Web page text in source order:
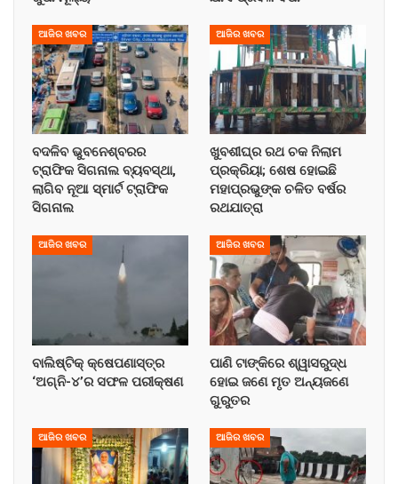
ଆଜିର ଖବର
ବଦଳିବ ଭୁବନେଶ୍ବରର
ଟ୍ରାଫିକ ସିଗନାଲ ବ୍ୟବସ୍ଥା,
ଲାଗିବ ନୂଆ ସ୍ମାର୍ଟ ଟ୍ରାଫିକ
ସିଗନାଲ
ଆଜିର ଖବର
ଖୁବଶୀଘ୍ର ରଥ ଚକ ନିଲାମ
ପ୍ରକ୍ରିୟା; ଶେଷ ହୋଇଛି
ମହାପ୍ରଭୁଙ୍କ ଚଳିତ ବର୍ଷର
ରଥଯାତ୍ରା
ଆଜିର ଖବର
ବାଲିଷ୍ଟିକ୍ କ୍ଷେପଣାସ୍ତ୍ର
‘ଅଗ୍ନି-୪’ର ସଫଳ ପରୀକ୍ଷଣ
ଆଜିର ଖବର
ପାଣି ଟାଙ୍କିରେ ଶ୍ୱାସରୁଦ୍ଧ
ହୋଇ ଜଣେ ମୃତ ଅନ୍ୟଜଣେ
ଗୁରୁତର
ଆଜିର ଖବର ଆଜିର ଖବର